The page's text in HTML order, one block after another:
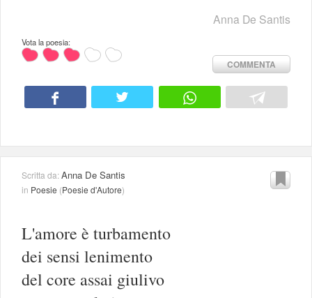
Anna De Santis
Vota la poesia:
COMMENTA
Scritta da:Anna De Santis
in Poesie (Poesie d'Autore)
L'amore è turbamento
dei sensi lenimento
del core assai giulivo